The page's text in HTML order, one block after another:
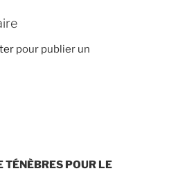
pour publier un
TÉNÈBRES POUR LE